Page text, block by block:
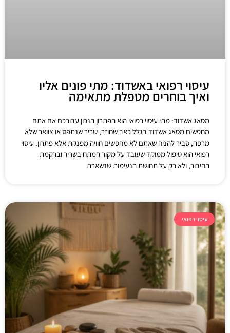
עיסוי רפואי באשדוד: מתי פונים אליו
ואיך בוחרים מטפלת מתאימה
מסאג אשדוד: מתי עיסוי רפואי הוא הפתרון הנכון עבורכם אם אתם
מחפשים מסאג אשדוד בגלל כאב שחוזר, שריר שנתפס או צוואר שלא
מרפה, סביר להניח שאתם לא מחפשים חוויה מפנקת אלא פתרון. עיסוי
רפואי הוא טיפול ממוקד שעובד על מקור המתח בשריר וברקמת
החיבור, ולא רק על תחושת הנעימות שנשארת
עיסוי רפואי